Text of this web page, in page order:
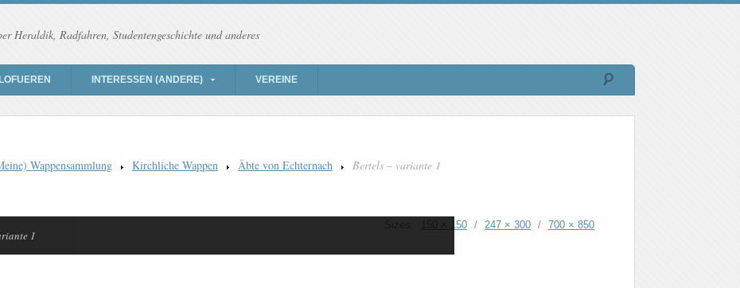
Heraldik, Radfahren, Studentengeschichte und anderes
INTERESSEN (ANDERE) VEREINE
Wappensammlung Kirchliche Wappen Äbte von Echternach Bertels – variante 1
150 × 150 / 247 × 300 / 700 × 850
1